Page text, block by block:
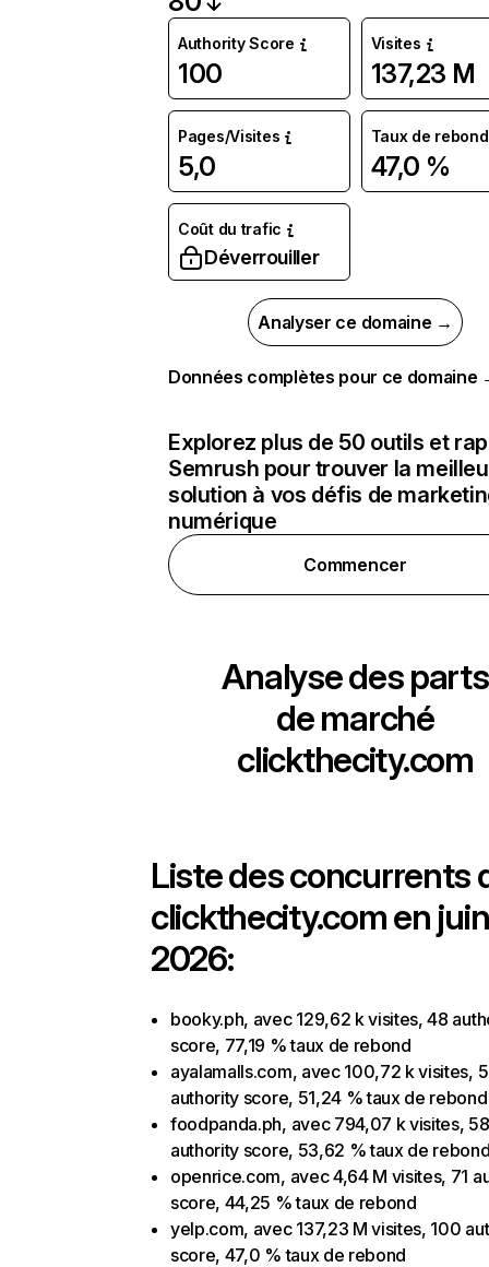
Authority Score
100
Visites
137,23 M
Pages/Visites
5,0
Taux de rebond
47,0 %
Coût du trafic
Déverrouiller
Analyser ce domaine →
Données complètes pour ce domaine
Explorez plus de 50 outils et
Semrush pour trouver la
solution à vos défis de
numérique
Commencer
Analyse des parts
de marché
clickthecity.com
Liste des concurrents
clickthecity.com en juin
2026:
booky.ph, avec 129,62 k visites, 48
score, 77,19 % taux de rebond
ayalamalls.com, avec 100,72 k visites,
authority score, 51,24 % taux de rebond
foodpanda.ph, avec 794,07 k visites, 58
authority score, 53,62 % taux de
openrice.com, avec 4,64 M visites, 71
score, 44,25 % taux de rebond
yelp.com, avec 137,23 M visites, 100
score, 47,0 % taux de rebond